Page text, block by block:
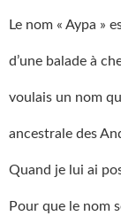
Le nom « Aypa »
d’une balade à
voulais un nom
ancestrale des
Quand je lui ai
Pour que le nom